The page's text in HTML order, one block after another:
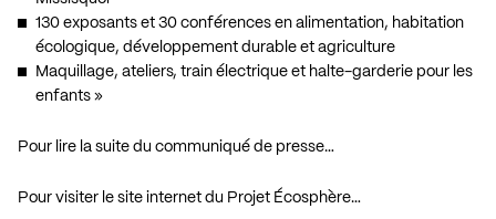
130 exposants et 30 conférences en alimentation, habitation
écologique, développement durable et agriculture
Maquillage, ateliers, train électrique et halte-garderie pour les
enfants »
Pour lire la suite du communiqué de presse…
Pour visiter le site internet du Projet Écosphère…